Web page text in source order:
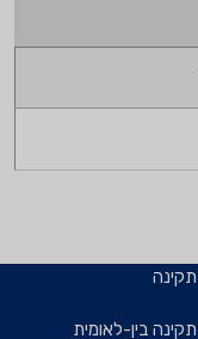
תקינה
תקינה בין-לאומית